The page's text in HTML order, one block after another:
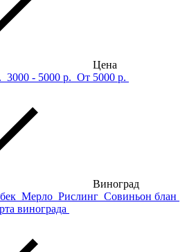
Цена
3000 - 5000 р. От 5000 р.
Виноград
Мерло Рислинг Совиньон блан
винограда